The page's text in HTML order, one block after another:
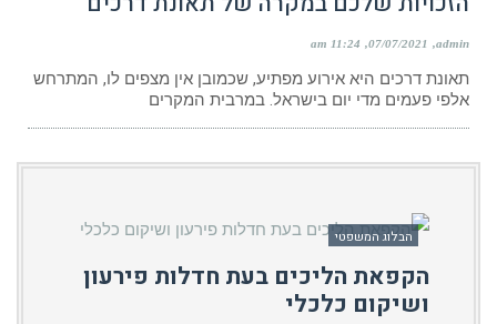
admin
07/07/2021
11:24 am
תאונת דרכים היא אירוע מפתיע, שכמובן אין מצפים לו, המתרחש
אלפי פעמים מדי יום בישראל. במרבית המקרים
הבלוג המשפטי
הקפאת הליכים בעת חדלות פירעון
ושיקום כלכלי